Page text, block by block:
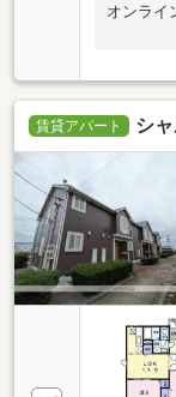
オンライ
賃貸アパート シ